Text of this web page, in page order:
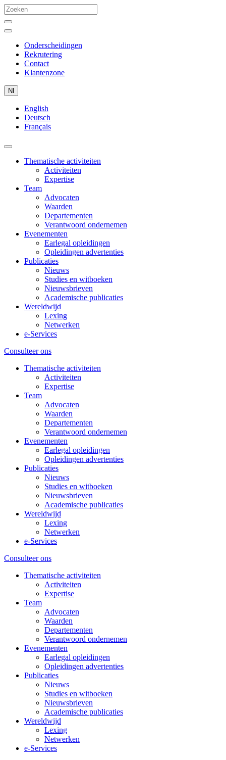
Onderscheidingen
Rekrutering
Contact
Klantenzone
Nl
English
Deutsch
Français
Thematische activiteiten
Activiteiten
Expertise
Team
Advocaten
Waarden
Departementen
Verantwoord ondernemen
Evenementen
Earlegal opleidingen
Opleidingen advertenties
Publicaties
Nieuws
Studies en witboeken
Nieuwsbrieven
Academische publicaties
Wereldwijd
Lexing
Netwerken
e-Services
Consulteer ons
Thematische activiteiten
Activiteiten
Expertise
Team
Advocaten
Waarden
Departementen
Verantwoord ondernemen
Evenementen
Earlegal opleidingen
Opleidingen advertenties
Publicaties
Nieuws
Studies en witboeken
Nieuwsbrieven
Academische publicaties
Wereldwijd
Lexing
Netwerken
e-Services
Consulteer ons
Thematische activiteiten
Activiteiten
Expertise
Team
Advocaten
Waarden
Departementen
Verantwoord ondernemen
Evenementen
Earlegal opleidingen
Opleidingen advertenties
Publicaties
Nieuws
Studies en witboeken
Nieuwsbrieven
Academische publicaties
Wereldwijd
Lexing
Netwerken
e-Services